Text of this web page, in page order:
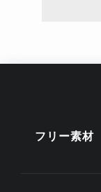
フリー素材